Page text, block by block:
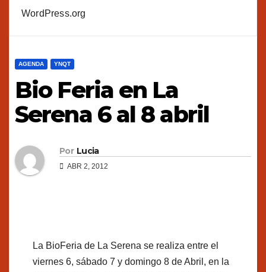
WordPress.org
AGENDA YNQT
Bio Feria en La
Serena 6 al 8 abril
Por Lucia
ABR 2, 2012
La BioFeria de La Serena se realiza entre el
viernes 6, sábado 7 y domingo 8 de Abril, en la